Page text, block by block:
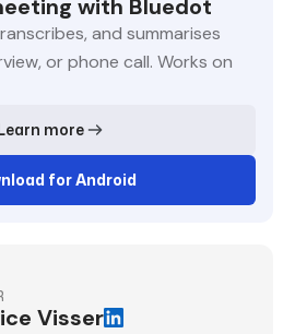
with Bluedot
and summarises
or phone call. Works on
more
for Android
Visser